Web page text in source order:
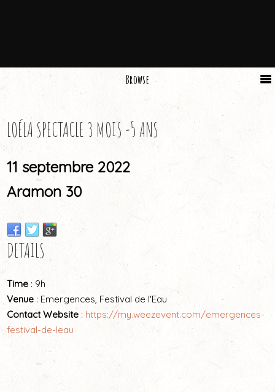
Browse
LOÉLA SPECTACLE 3 MOIS -5 ANS
11 septembre 2022
Aramon 30
DETAILS
Time : 9h
Venue : Emergences, Festival de l'Eau
Contact Website : https://my.weezevent.com/emergences-
festival-de-leau